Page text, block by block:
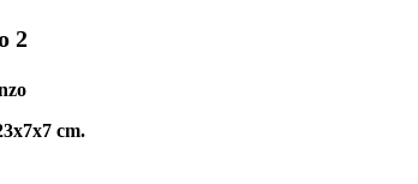
2
cm.